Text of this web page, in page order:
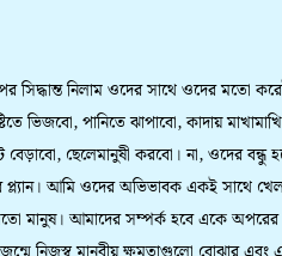
সিদ্ধান্ত নিলাম ওদের সাথে ওদের মতো
ভিজবো, পানিতে ঝাপাবো, কাদায়
ছেলেমানুষী করবো। না, ওদের বন্ধু
প্ল্যান। আমি ওদের অভিভাবক একই সাথে
মানুষ। আমাদের সম্পর্ক হবে একে